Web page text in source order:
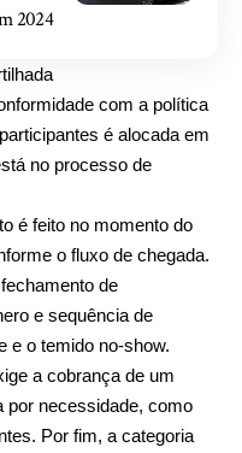
2024
com a política
é alocada em
no processo de
é feito no momento do
o fluxo de chegada.
de
e sequência de
e o temido no-show.
a cobrança de um
por necessidade, como
Por fim, a categoria